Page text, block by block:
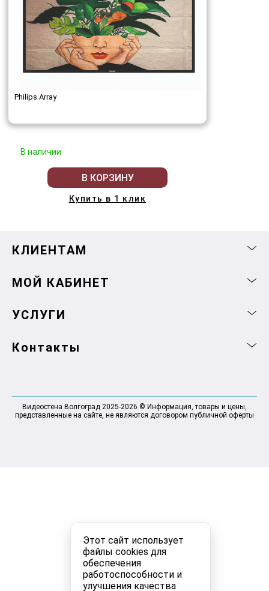
Этот сайт использует
файлы cookies для
обеспечения
работоспособности и
улучшения качества
Philips Array
В наличии
В КОРЗИНУ
Купить в 1 клик
КЛИЕНТАМ
МОЙ КАБИНЕТ
УСЛУГИ
Контакты
Видеостена Волгоград 2025-2026 © Информация, товары и цены,
представленные на сайте, не являются договором публичной оферты